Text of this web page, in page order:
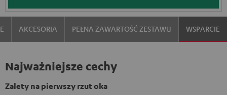
AKCESORIA PEŁNA ZAWARTOŚĆ ZESTAWU WSPARCIE
Najważniejsze cechy
Zalety na pierwszy rzut oka